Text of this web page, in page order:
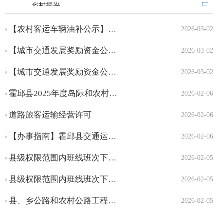
乡村振兴
办事指南
2026-03-02
【农村客运车辆油补公示】关于霍邱县2025年农村道路客运补贴资金分配的公示
2026-03-02
【城市交通发展奖励资金公示】关于霍邱县2025年城市交通发展奖励资金分配的公示（出租车）
2026-03-02
【城市交通发展奖励资金公示】关于霍邱县2025年城市交通发展奖励资金分配的公示（公交车）
2026-02-06
霍邱县2025年度岛际和农村水路客运客渡船审核表
2026-02-06
道路旅客运输经营许可
2026-02-06
【办事指南】霍邱县交通运输局开办运输企业“一件事”办事指南
2026-02-05
县级权限范围内班线班次下限、车辆数量及要求、中途停靠站点经营区域变更审批
2026-02-05
县级权限范围内班线班次下限、车辆数量及要求、中途停靠站点经营区域变更审批办事指南
2026-02-05
县、乡公路和农村公路工程施工图设计核准